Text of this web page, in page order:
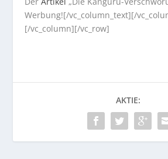
Werbung![/vc_column_text][/
[/vc_column][/vc_row]
AKTIE: